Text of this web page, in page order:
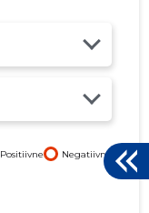
Positiivne Negatiivne